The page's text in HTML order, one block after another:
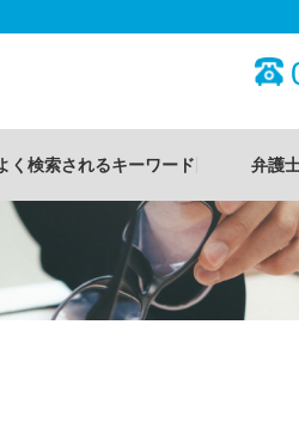
く検索されるキーワード 弁護